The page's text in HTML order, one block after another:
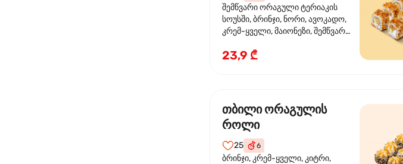
შემწვარი ორაგული ტერიაკის
სოუსში, ბრინჯი, ნორი, ავოკადო,
კრემ-ყველი, მაიონეზი, შემწვარი
23,9 ₾
თბილი ორაგულის
როლი
25 6
ბრინჯი, კრემ-ყველი, კიტრი,